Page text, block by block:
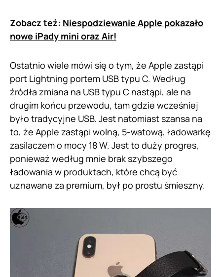
Zobacz też: Niespodziewanie Apple pokazało
nowe iPady mini oraz Air!
Ostatnio wiele mówi się o tym, że Apple zastąpi
port Lightning portem USB typu C. Według
źródła zmiana na USB typu C nastąpi, ale na
drugim końcu przewodu, tam gdzie wcześniej
było tradycyjne USB. Jest natomiast szansa na
to, że Apple zastąpi wolną, 5-watową, ładowarkę
zasilaczem o mocy 18 W. Jest to duży progres,
ponieważ według mnie brak szybszego
ładowania w produktach, które chcą być
uznawane za premium, był po prostu śmieszny.